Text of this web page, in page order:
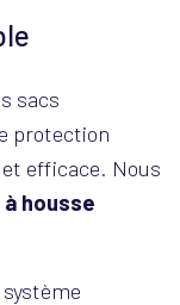
sacs
protection
efficace. Nous
housse